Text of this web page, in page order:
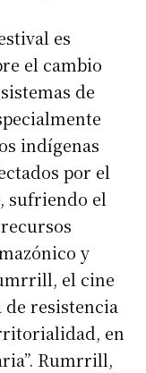
es
el cambio
de
indígenas
por el
sufriendo el
y
el cine
resistencia
en
Rumrrill,